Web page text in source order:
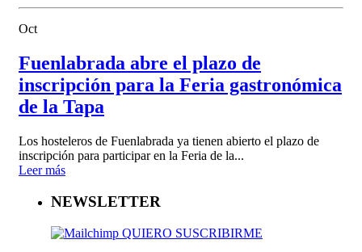
Oct
Fuenlabrada abre el plazo de
inscripción para la Feria gastronómica
de la Tapa
Los hosteleros de Fuenlabrada ya tienen abierto el plazo de
inscripción para participar en la Feria de la...
Leer más
NEWSLETTER
QUIERO SUSCRIBIRME